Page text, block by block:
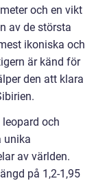
och en vikt
av de största
ikoniska och
är känd för
den att klara
och
unika
av världen.
på 1,2-1,95